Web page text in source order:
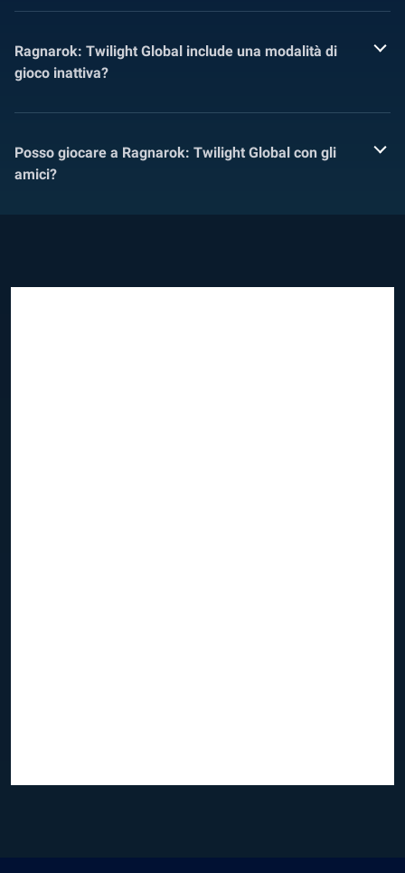
Ragnarok: Twilight Global include una modalità di
gioco inattiva?
Posso giocare a Ragnarok: Twilight Global con gli
amici?